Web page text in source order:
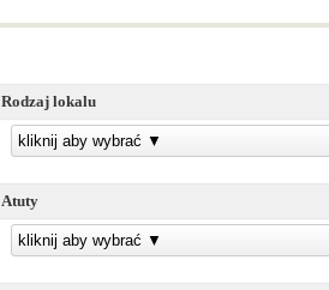
Rodzaj lokalu
kliknij aby wybrać ▼
Atuty
kliknij aby wybrać ▼